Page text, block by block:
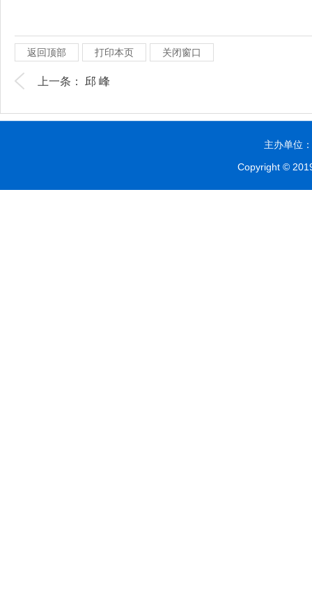
返回顶部 打印本页 关闭窗口
上一条： 邱 峰
主办单位
Copyright ©